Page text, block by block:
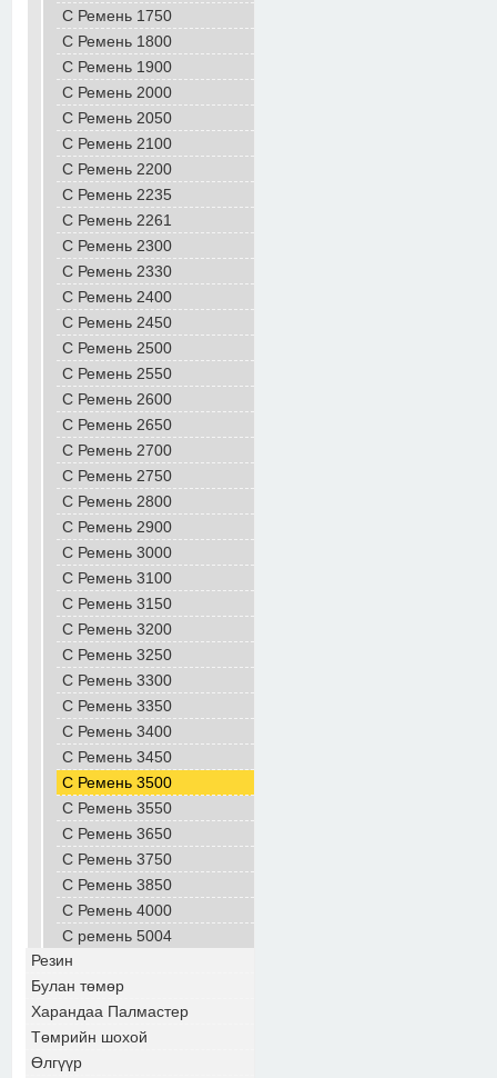
С Ремень 1750
С Ремень 1800
С Ремень 1900
С Ремень 2000
С Ремень 2050
С Ремень 2100
С Ремень 2200
С Ремень 2235
С Ремень 2261
С Ремень 2300
С Ремень 2330
С Ремень 2400
С Ремень 2450
С Ремень 2500
С Ремень 2550
С Ремень 2600
С Ремень 2650
С Ремень 2700
С Ремень 2750
С Ремень 2800
С Ремень 2900
С Ремень 3000
С Ремень 3100
С Ремень 3150
С Ремень 3200
С Ремень 3250
С Ремень 3300
С Ремень 3350
С Ремень 3400
С Ремень 3450
С Ремень 3500
С Ремень 3550
С Ремень 3650
С Ремень 3750
С Ремень 3850
С Ремень 4000
С ремень 5004
Резин
Булан төмөр
Харандаа Палмастер
Төмрийн шохой
Өлгүүр